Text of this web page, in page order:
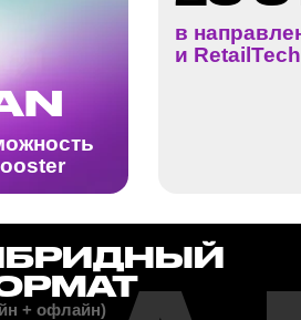
AI
воркшопы,
для развития
Международные
и менторы,
к привлечению